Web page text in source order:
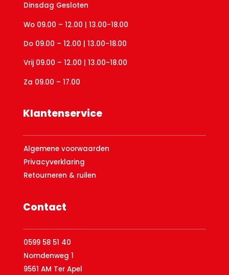
Dinsdag Gesloten
Wo 09.00 – 12.00 | 13.00-18.00
Do 09.00 – 12.00 | 13.00-18.00
Vrij 09.00 – 12.00 | 13.00-18.00
Za 09.00 – 17.00
Klantenservice
Algemene voorwaarden
Privacyverklaring
Retourneren & ruilen
Contact
0599 58 51 40
Nomdenweg 1
9561 AM Ter Apel